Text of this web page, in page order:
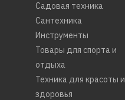
Садовая техника
Сантехника
Инструменты
Товары для спорта и
отдыха
Техника для красоты и
здоровья